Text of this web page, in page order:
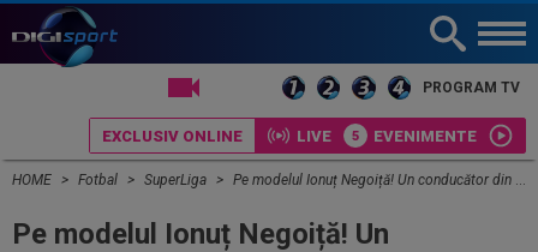
PROGRAM TV
EXCLUSIV ONLINE LIVE EVENIMENTE
HOME Fotbal SuperLiga Pe modelul Ionuț Negoiță! Un conducător din SuperLigă este dispus să cedeze echipa ”fără niciun ban”
Pe modelul Ionuț Negoiță! Un